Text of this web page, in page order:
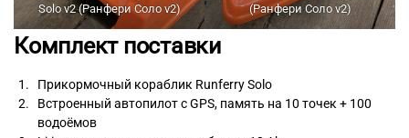
Solo v2 (Ранфери Соло v2)
(Ранфери Соло v2)
Комплект поставки
Прикормочный кораблик Runferry Solo
Встроенный автопилот с GPS, память на 10 точек + 100
водоёмов